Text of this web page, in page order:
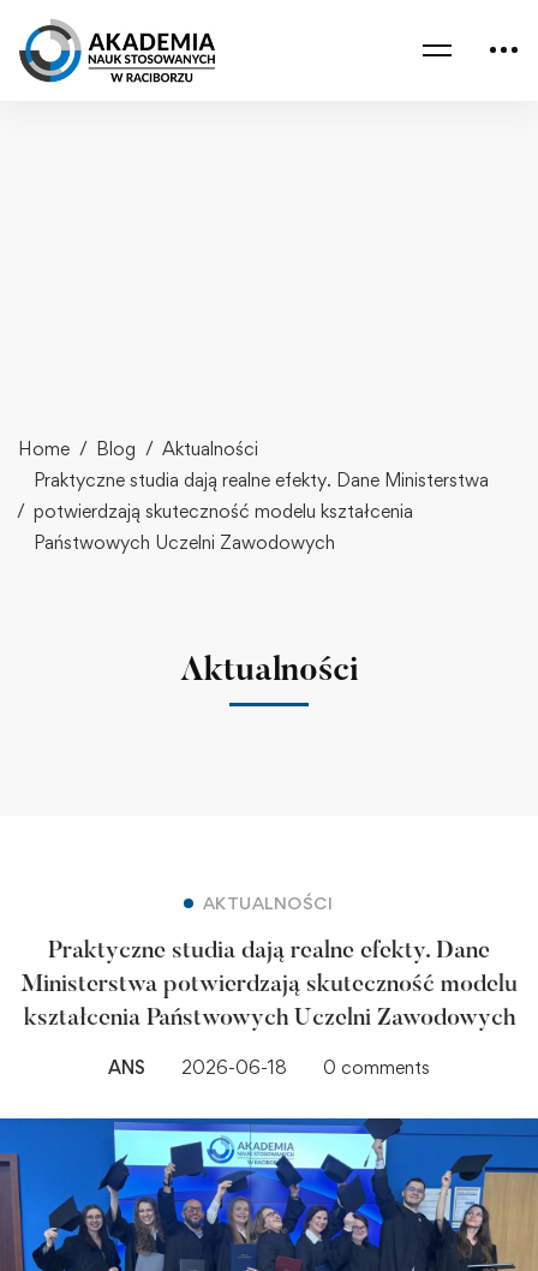
Home Blog
Aktualności
Praktyczne studia dają realne efekty. Dane Ministerstwa
potwierdzają skuteczność modelu kształcenia
Państwowych Uczelni Zawodowych
Aktualności
AKTUALNOŚCI
Praktyczne studia dają realne efekty. Dane
Ministerstwa potwierdzają skuteczność modelu
kształcenia Państwowych Uczelni Zawodowych
ANS 2026-06-18 0 comments